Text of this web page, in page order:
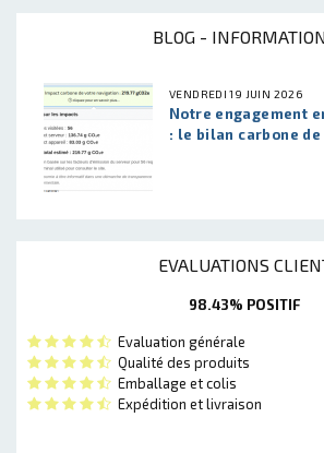
BLOG -
VENDREDI 19 JUIN 2026
Notre engagement
: le bilan carbone
EVALUATIONS
98.43% POSITIF
Evaluation générale
Qualité des produits
Emballage et colis
Expédition et livraison